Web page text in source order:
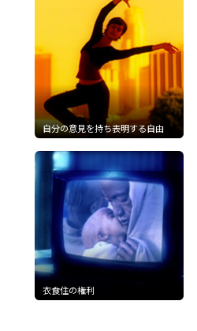
自分の意見を持ち表明する自由
衣食住の権利